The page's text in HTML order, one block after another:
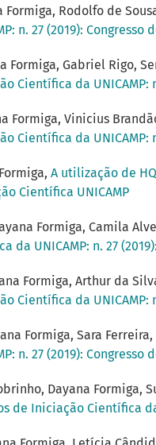
Formiga, Rodolfo de
n. 27 (2019):
Formiga, Gabriel Rigo,
Científica da UNICAMP:
Formiga, Vinicius
Científica da UNICAMP:
A utilização de
Científica UNICAMP
Formiga, Camila
da UNICAMP: n. 27
Formiga, Arthur da
Científica da UNICAMP:
Formiga, Sara
n. 27 (2019):
Dayana Formiga,
de Iniciação Científica